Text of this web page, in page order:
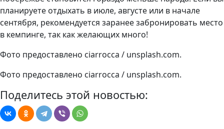
планируете отдыхать в июле, августе или в начале
сентября, рекомендуется заранее забронировать место
в кемпинге, так как желающих много!
Фото предоставлено ciarrocca / unsplash.com.
Фото предоставлено ciarrocca / unsplash.com.
Поделитесь этой новостью: